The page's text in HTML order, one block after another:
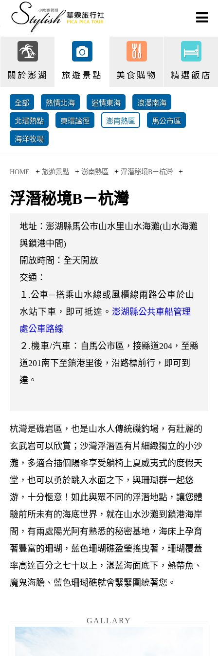
關於澎湖 旅遊景點 美食購物 精選飯店
全部 熱情北海 迷情東海 浪漫南海
北環熱點 東環謐徑 澎南熱區 馬公市區
海洋牧場
HOME + 旅遊景點 + 澎南熱區 + 浮潛秘境B－杭灣 +
浮潛秘境B－杭灣
地址： 澎湖縣馬公市山水里山水海灘(山水海灘
與鎖港中間)
開放時間： 全天開放
交通：
１.公車－搭乘山水線或風櫃線兩路公車於山
水站下車 ，即可抵達。 澎湖縣公共車船管理
處公車路線
２ .機車/汽車： 自馬公市區，接縣道204，至縣
道201南下至鎖港里後，沿路標前行，即可到
達。
杭灣是礁岩區，也是山水人傳統磯釣場，有壯麗的
玄武岩可以欣賞；沙灣浮潛區有片細緻獨立的小沙
灘，多適合插個陽傘享受躺椅上夏威夷式的度假天
堂，也可以勇於跳入水面之下，與珊瑚群一起悠
游，十分愜意！如此與眾不同的浮潛地點，讓您體
驗前所未有的海底世界，就在山水沙灘到鎖港海岸
間，有兩處陽光阿有熟悉的秘密基地，海床上孕育
著豐富的珊瑚，藍色珊瑚礁盈瑩搖曳著，珊瑚覆蓋
率高達百分之七十以上，湛藍海面底下，熱帶魚、
魔鬼海膽、藍色珊瑚礁就會緊緊圍繞著您。
GALLARY